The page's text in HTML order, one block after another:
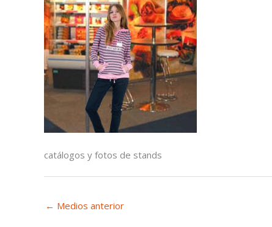
catálogos y fotos de stands
← Medios anterior